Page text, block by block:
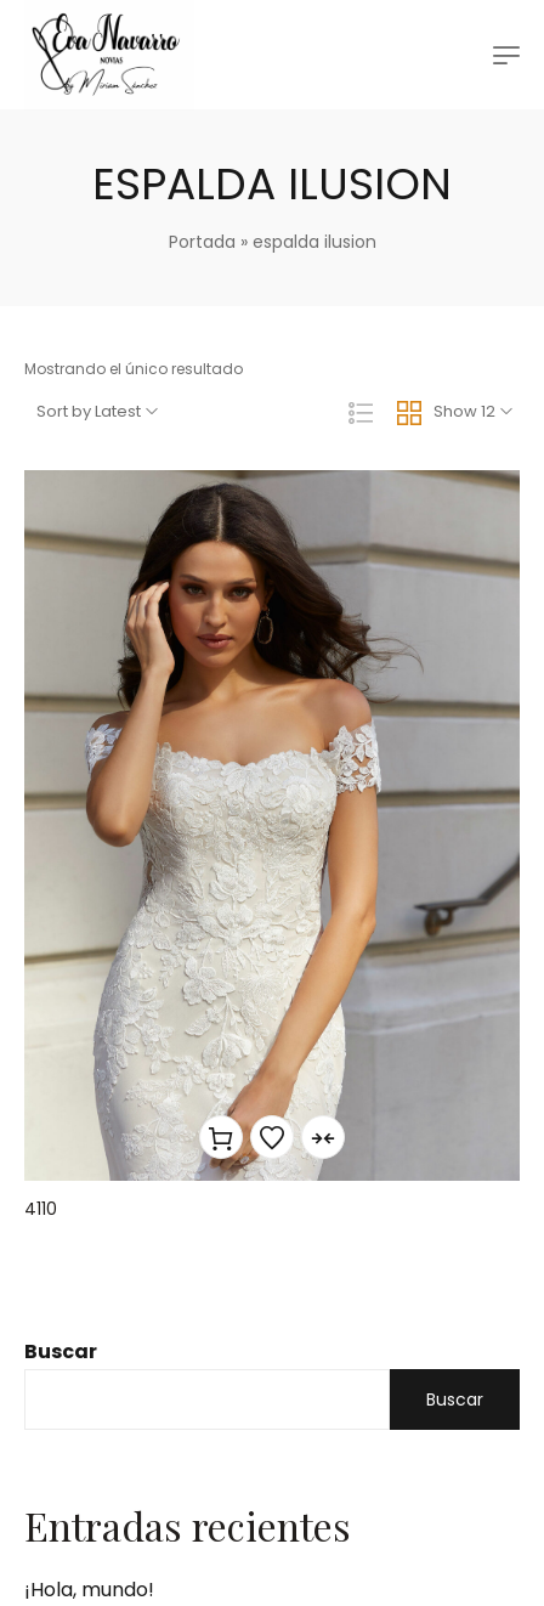
ESPALDA ILUSION
Portada » espalda ilusion
Buscar
Buscar
Entradas recientes
¡Hola, mundo!
Mostrando el único resultado
Show 12
Sort by Latest
4110